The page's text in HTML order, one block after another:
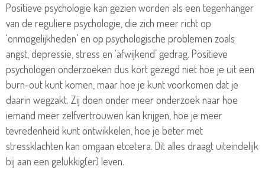
Positieve psychologie kan gezien worden als een tegenhanger
van de reguliere psychologie, die zich meer richt op
‘onmogelijkheden’ en op psychologische problemen zoals
angst, depressie, stress en ‘afwijkend’ gedrag. Positieve
psychologen onderzoeken dus kort gezegd niet hoe je uit een
burn-out kunt komen, maar hoe je kunt voorkomen dat je
daarin wegzakt. Zij doen onder meer onderzoek naar hoe
iemand meer zelfvertrouwen kan krijgen, hoe je meer
tevredenheid kunt ontwikkelen, hoe je beter met
stressklachten kan omgaan etcetera. Dit alles draagt uiteindelijk
bij aan een gelukkig(er) leven.